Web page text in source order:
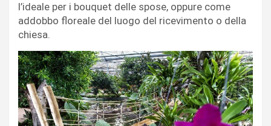
l’ideale per i bouquet delle spose, oppure come
addobbo floreale del luogo del ricevimento o della
chiesa.